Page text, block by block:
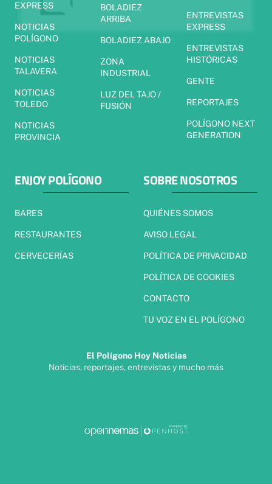
EXPRESS
NOTICIAS
POLÍGONO
NOTICIAS
TALAVERA
NOTICIAS
TOLEDO
NOTICIAS
PROVINCIA
BOLADIEZ
ARRIBA
BOLADIEZ ABAJO
ZONA
INDUSTRIAL
LUZ DEL TAJO /
FUSIÓN
ENTREVISTAS
EXPRESS
ENTREVISTAS
HISTÓRICAS
GENTE
REPORTAJES
POLÍGONO NEXT
GENERATION
ENJOY POLÍGONO
BARES
RESTAURANTES
CERVECERÍAS
SOBRE NOSOTROS
QUIÉNES SOMOS
AVISO LEGAL
POLÍTICA DE PRIVACIDAD
POLÍTICA DE COOKIES
CONTACTO
TU VOZ EN EL POLÍGONO
El Polígono Hoy Noticias
Noticias, reportajes, entrevistas y mucho más